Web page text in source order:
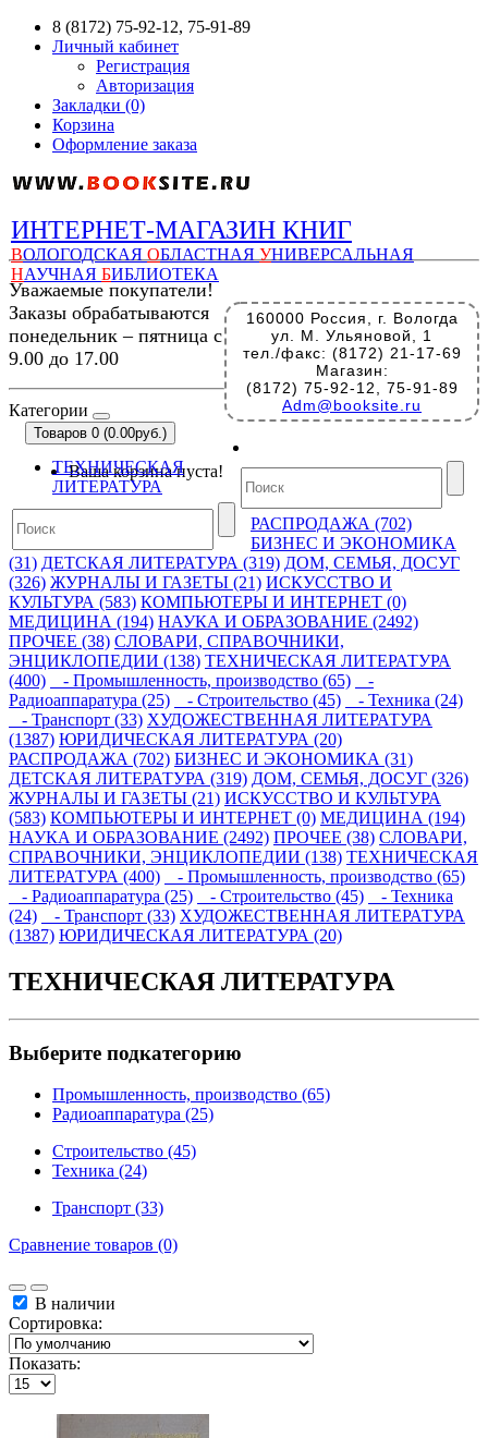
8 (8172) 75-92-12, 75-91-89
Личный кабинет
Регистрация
Авторизация
Закладки (0)
Корзина
Оформление заказа
ИНТЕРНЕТ-МАГАЗИН КНИГ
ВОЛОГОДСКАЯ ОБЛАСТНАЯ УНИВЕРСАЛЬНАЯ
НАУЧНАЯ БИБЛИОТЕКА
160000 Россия, г. Вологда
ул. М. Ульяновой, 1
тел./факс: (8172) 21-17-69
Магазин:
(8172) 75-92-12, 75-91-89
Adm@booksite.ru
Уважаемые покупатели!
Заказы обрабатываются
понедельник – пятница с
9.00 до 17.00
Категории
Товаров 0 (0.00руб.)
Ваша корзина пуста!
ТЕХНИЧЕСКАЯ
ЛИТЕРАТУРА
РАСПРОДАЖА (702)
БИЗНЕС И ЭКОНОМИКА
(31) ДЕТСКАЯ ЛИТЕРАТУРА (319) ДОМ, СЕМЬЯ, ДОСУГ
(326) ЖУРНАЛЫ И ГАЗЕТЫ (21) ИСКУССТВО И
КУЛЬТУРА (583) КОМПЬЮТЕРЫ И ИНТЕРНЕТ (0)
МЕДИЦИНА (194) НАУКА И ОБРАЗОВАНИЕ (2492)
ПРОЧЕЕ (38) СЛОВАРИ, СПРАВОЧНИКИ,
ЭНЦИКЛОПЕДИИ (138) ТЕХНИЧЕСКАЯ ЛИТЕРАТУРА
(400)
- Промышленность, производство (65)
-
Радиоаппаратура (25)
- Строительство (45)
- Техника (24)
- Транспорт (33) ХУДОЖЕСТВЕННАЯ ЛИТЕРАТУРА
(1387) ЮРИДИЧЕСКАЯ ЛИТЕРАТУРА (20)
РАСПРОДАЖА (702) БИЗНЕС И ЭКОНОМИКА (31)
ДЕТСКАЯ ЛИТЕРАТУРА (319) ДОМ, СЕМЬЯ, ДОСУГ (326)
ЖУРНАЛЫ И ГАЗЕТЫ (21) ИСКУССТВО И КУЛЬТУРА
(583) КОМПЬЮТЕРЫ И ИНТЕРНЕТ (0) МЕДИЦИНА (194)
НАУКА И ОБРАЗОВАНИЕ (2492) ПРОЧЕЕ (38) СЛОВАРИ,
СПРАВОЧНИКИ, ЭНЦИКЛОПЕДИИ (138) ТЕХНИЧЕСКАЯ
ЛИТЕРАТУРА (400)
- Промышленность, производство (65)
- Радиоаппаратура (25)
- Строительство (45)
- Техника
(24)
- Транспорт (33) ХУДОЖЕСТВЕННАЯ ЛИТЕРАТУРА
(1387) ЮРИДИЧЕСКАЯ ЛИТЕРАТУРА (20)
ТЕХНИЧЕСКАЯ ЛИТЕРАТУРА
Выберите подкатегорию
Промышленность, производство (65)
Радиоаппаратура (25)
Строительство (45)
Техника (24)
Транспорт (33)
Сравнение товаров (0)
В наличии
Сортировка:
Показать: